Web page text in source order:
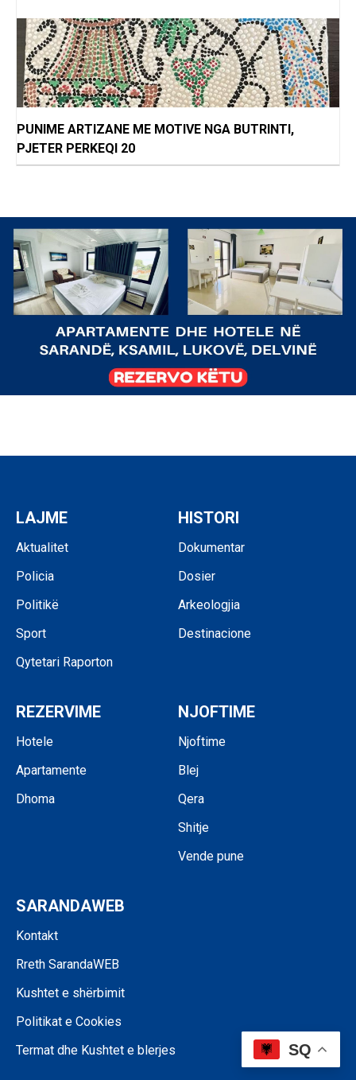
PUNIME ARTIZANE ME MOTIVE NGA BUTRINTI,
PJETER PERKEQI 20
LAJME
Aktualitet
Policia
Politikë
Sport
Qytetari Raporton
HISTORI
Dokumentar
Dosier
Arkeologjia
Destinacione
REZERVIME
Hotele
Apartamente
Dhoma
NJOFTIME
Njoftime
Blej
Qera
Shitje
Vende pune
SARANDAWEB
Kontakt
Rreth SarandaWEB
Kushtet e shërbimit
Politikat e Cookies
Termat dhe Kushtet e blerjes
SQ